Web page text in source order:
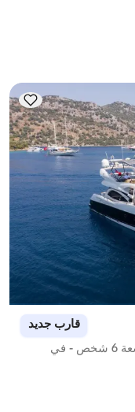
قارب جديد
يخت بمحرك بطول 21 متر - 3 كابينات - سعة 6 شخص - في